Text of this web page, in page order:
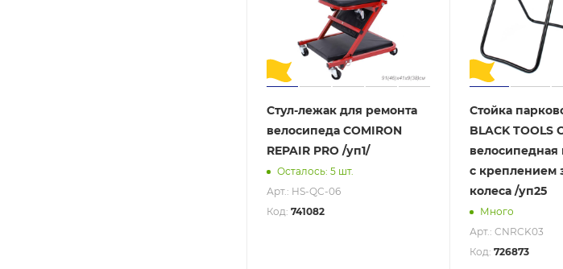
Стул-лежак для ремонта
велосипеда COMIRON
REPAIR PRO /уп1/
Осталось: 5 шт.
Арт.: HS-QC-06
Код: 741082
Стойка
BLACK TOOLS
велосипедная
с креплением
колеса /уп25
Много
Арт.: CNRCK03
Код: 726873